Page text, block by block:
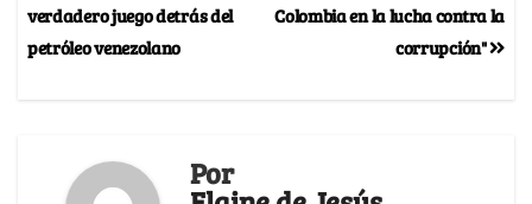
Colombia en la lucha contra la
corrupción"
verdadero juego detrás del
petróleo venezolano
Por